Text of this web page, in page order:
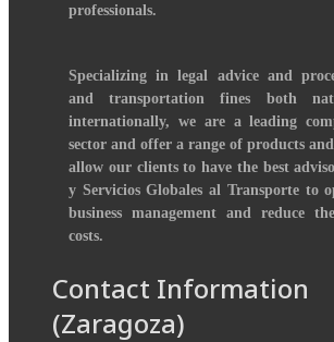
professionals.
Specializing in legal advice and
and transportation fines both
internationally, we are a leading
sector and offer a range of products
allow our clients to have the best
y Servicios Globales al Transporte to
business management and reduce
costs.
Contact Information
(Zaragoza)